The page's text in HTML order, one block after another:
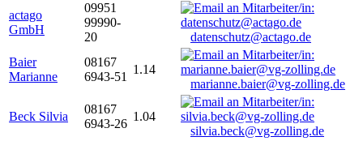
actago
GmbH
09951
99990-
20
datenschutz@actago.de
Baier
Marianne
08167
6943-51
1.14
marianne.baier@vg-zolling.de
Beck Silvia
08167
6943-26
1.04
silvia.beck@vg-zolling.de